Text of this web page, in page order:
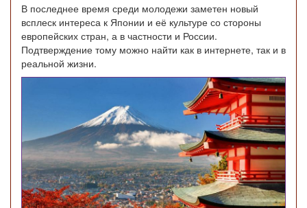
В последнее время среди молодежи заметен новый
всплеск интереса к Японии и её культуре со стороны
европейских стран, а в частности и России.
Подтверждение тому можно найти как в интернете, так и в
реальной жизни.